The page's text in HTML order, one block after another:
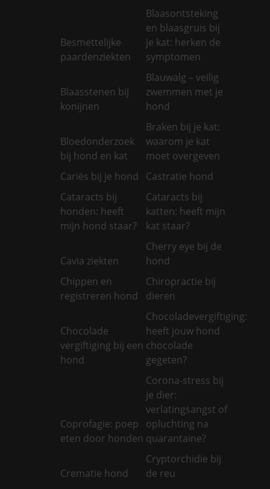
Besmettelijke
paardenziekten
Blaasontsteking
en blaasgruis bij
je kat: herken de
symptomen
Blaasstenen bij
konijnen
Blauwalg – veilig
zwemmen met je
hond
Bloedonderzoek
bij hond en kat
Braken bij je kat:
waarom je kat
moet overgeven
Cariës bij je hond
Castratie hond
Cataracts bij
honden: heeft
mijn hond staar?
Cataracts bij
katten: heeft mijn
kat staar?
Cavia ziekten
Cherry eye bij de
hond
Chippen en
registreren hond
Chiropractie bij
dieren
Chocolade
vergiftiging bij een
hond
Chocoladevergiftiging:
heeft jouw hond
chocolade
gegeten?
Coprofagie: poep
eten door honden
Corona-stress bij
je dier:
verlatingsangst of
opluchting na
quarantaine?
Crematie hond
Cryptorchidie bij
de reu